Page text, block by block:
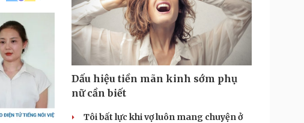
Dấu hiệu tiền mãn kinh sớm phụ
nữ cần biết
Tôi bất lực khi vợ luôn mang chuyện ở